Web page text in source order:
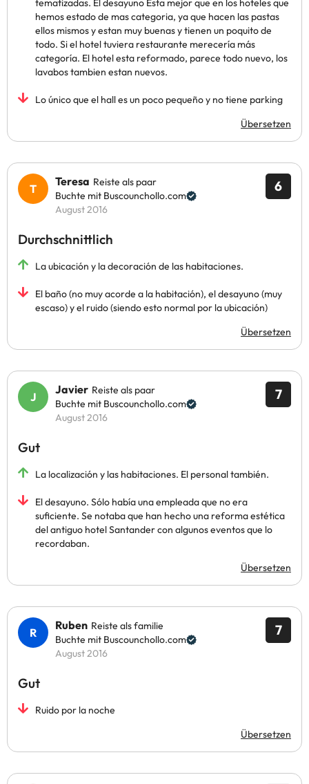
tematizadas. El desayuno Esta mejor que en los hoteles que
hemos estado de mas categoria, ya que hacen las pastas
ellos mismos y estan muy buenas y tienen un poquito de
todo. Si el hotel tuviera restaurante merecería más
categoría. El hotel esta reformado, parece todo nuevo, los
lavabos tambien estan nuevos.
Lo único que el hall es un poco pequeño y no tiene parking
Übersetzen
6
Teresa Reiste als paar
Buchte mit Buscounchollo.com
August 2016
Durchschnittlich
La ubicación y la decoración de las habitaciones.
El baño (no muy acorde a la habitación), el desayuno (muy
escaso) y el ruido (siendo esto normal por la ubicación)
Übersetzen
7
Javier Reiste als paar
Buchte mit Buscounchollo.com
August 2016
Gut
La localización y las habitaciones. El personal también.
El desayuno. Sólo había una empleada que no era
suficiente. Se notaba que han hecho una reforma estética
del antiguo hotel Santander con algunos eventos que lo
recordaban.
Übersetzen
7
Ruben Reiste als familie
Buchte mit Buscounchollo.com
August 2016
Gut
Ruido por la noche
Übersetzen